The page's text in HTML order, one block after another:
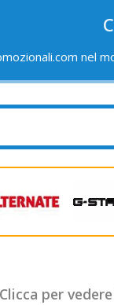
nel
Clicca per